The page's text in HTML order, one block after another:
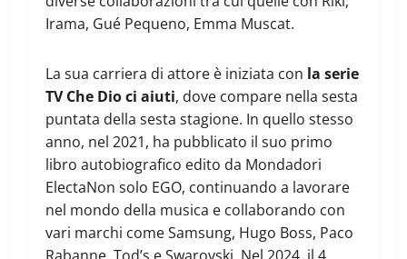
Irama, Gué Pequeno, Emma Muscat.
La sua carriera di attore è iniziata con la serie
TV Che Dio ci aiuti, dove compare nella sesta
puntata della sesta stagione. In quello stesso
anno, nel 2021, ha pubblicato il suo primo
libro autobiografico edito da Mondadori
ElectaNon solo EGO, continuando a lavorare
nel mondo della musica e collaborando con
vari marchi come Samsung, Hugo Boss, Paco